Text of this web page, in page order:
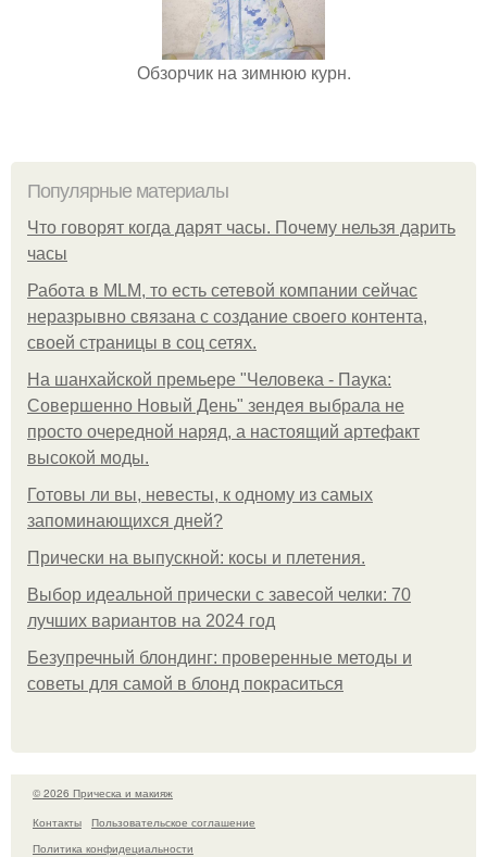
Обзорчик на зимнюю курн.
Популярные материалы
Что говорят когда дарят часы. Почему нельзя дарить
часы
Работа в MLM, то есть сетевой компании сейчас
неразрывно связана с создание своего контента,
своей страницы в соц сетях.
На шанхайской премьере "Человека - Паука:
Совершенно Новый День" зендея выбрала не
просто очередной наряд, а настоящий артефакт
высокой моды.
Готовы ли вы, невесты, к одному из самых
запоминающихся дней?
Прически на выпускной: косы и плетения.
Выбор идеальной прически с завесой челки: 70
лучших вариантов на 2024 год
Безупречный блондинг: проверенные методы и
советы для самой в блонд покраситься
© 2026 Прическа и макияж
Контакты
Пользовательское соглашение
Политика конфидециальности